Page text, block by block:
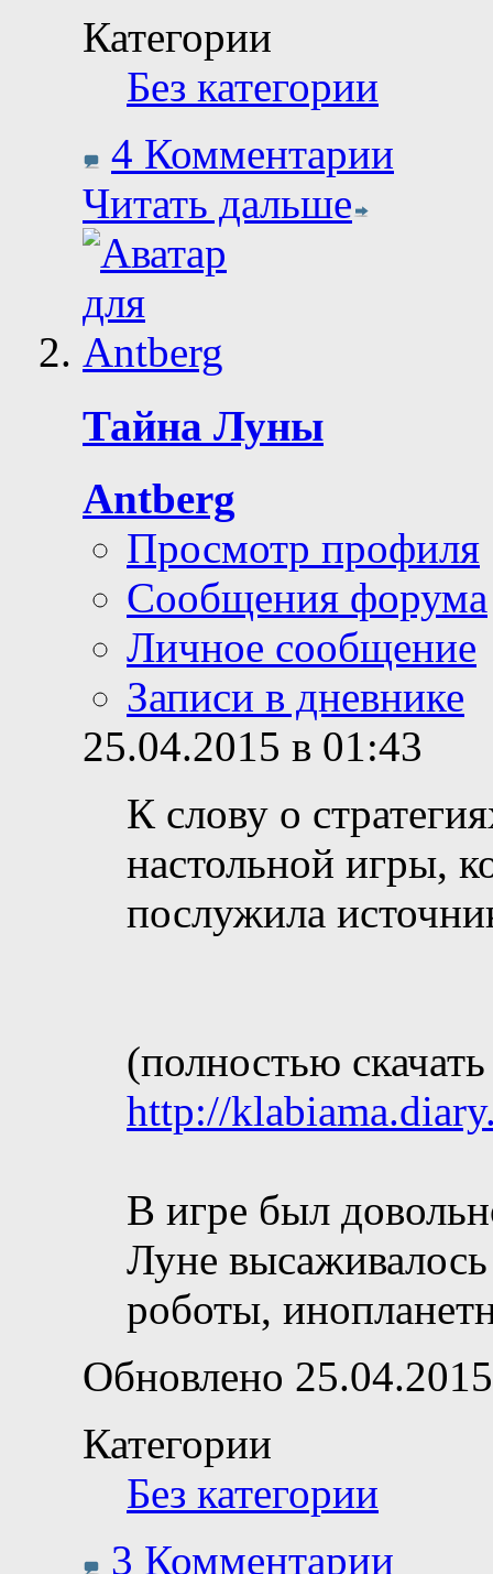
Категории
Без категории
4 Комментарии
Читать дальше
Тайна Луны
Antberg
Просмотр профиля
Сообщения форума
Личное сообщение
Записи в дневнике
25.04.2015 в 01:43
К слову о
настольной игры,
послужила
(полностью
http://
В игре был
Луне
роботы,
Обновлено
Категории
Без категории
3 Комментарии